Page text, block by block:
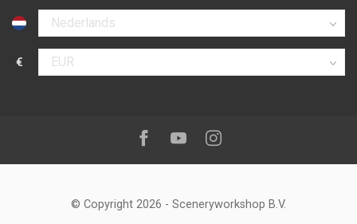
Selecteer taal
€
Selecteer valuta
Volg ons op:Facebook
YoutubeInstagram
© Copyright 2026 - Sceneryworkshop B.V.